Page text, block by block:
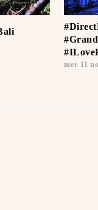
mer 11